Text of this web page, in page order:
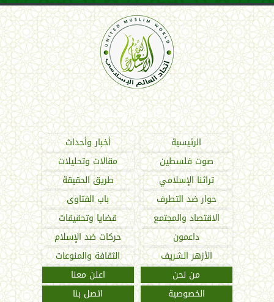
اتحاد العالم الإسلامي
الرئيسية
أخبار وأحداث
صوت فلسطين
مقالات وتحليلات
تراثنا الإسلامي
طريق الحقيقة
حوار ضد التطرف
باب الفتاوى
الاقتصاد والمجتمع
قضايا وتحقيقات
داعمون
حركات ضد الإسلام
الأزهر الشريف
الثقافة والمنوعات
من نحن
اعلن معنا
الخصوصية
اتصل بنا